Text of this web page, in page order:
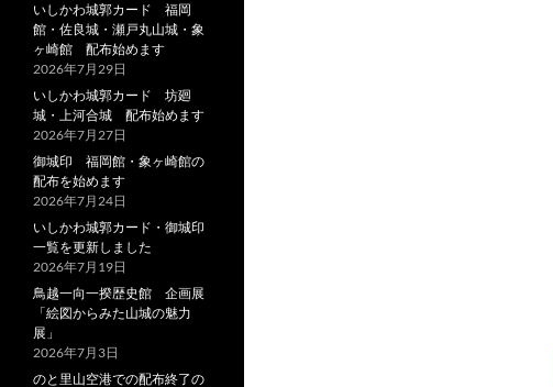
いしかわ城郭カード 福岡
館・佐良城・瀬戸丸山城・象
ヶ崎館 配布始めます
2026年7月29日
いしかわ城郭カード 坊廻
城・上河合城 配布始めます
2026年7月27日
御城印 福岡館・象ヶ崎館の
配布を始めます
2026年7月24日
いしかわ城郭カード・御城印
一覧を更新しました
2026年7月19日
鳥越一向一揆歴史館 企画展
「絵図からみた山城の魅力
展」
2026年7月3日
のと里山空港での配布終了の